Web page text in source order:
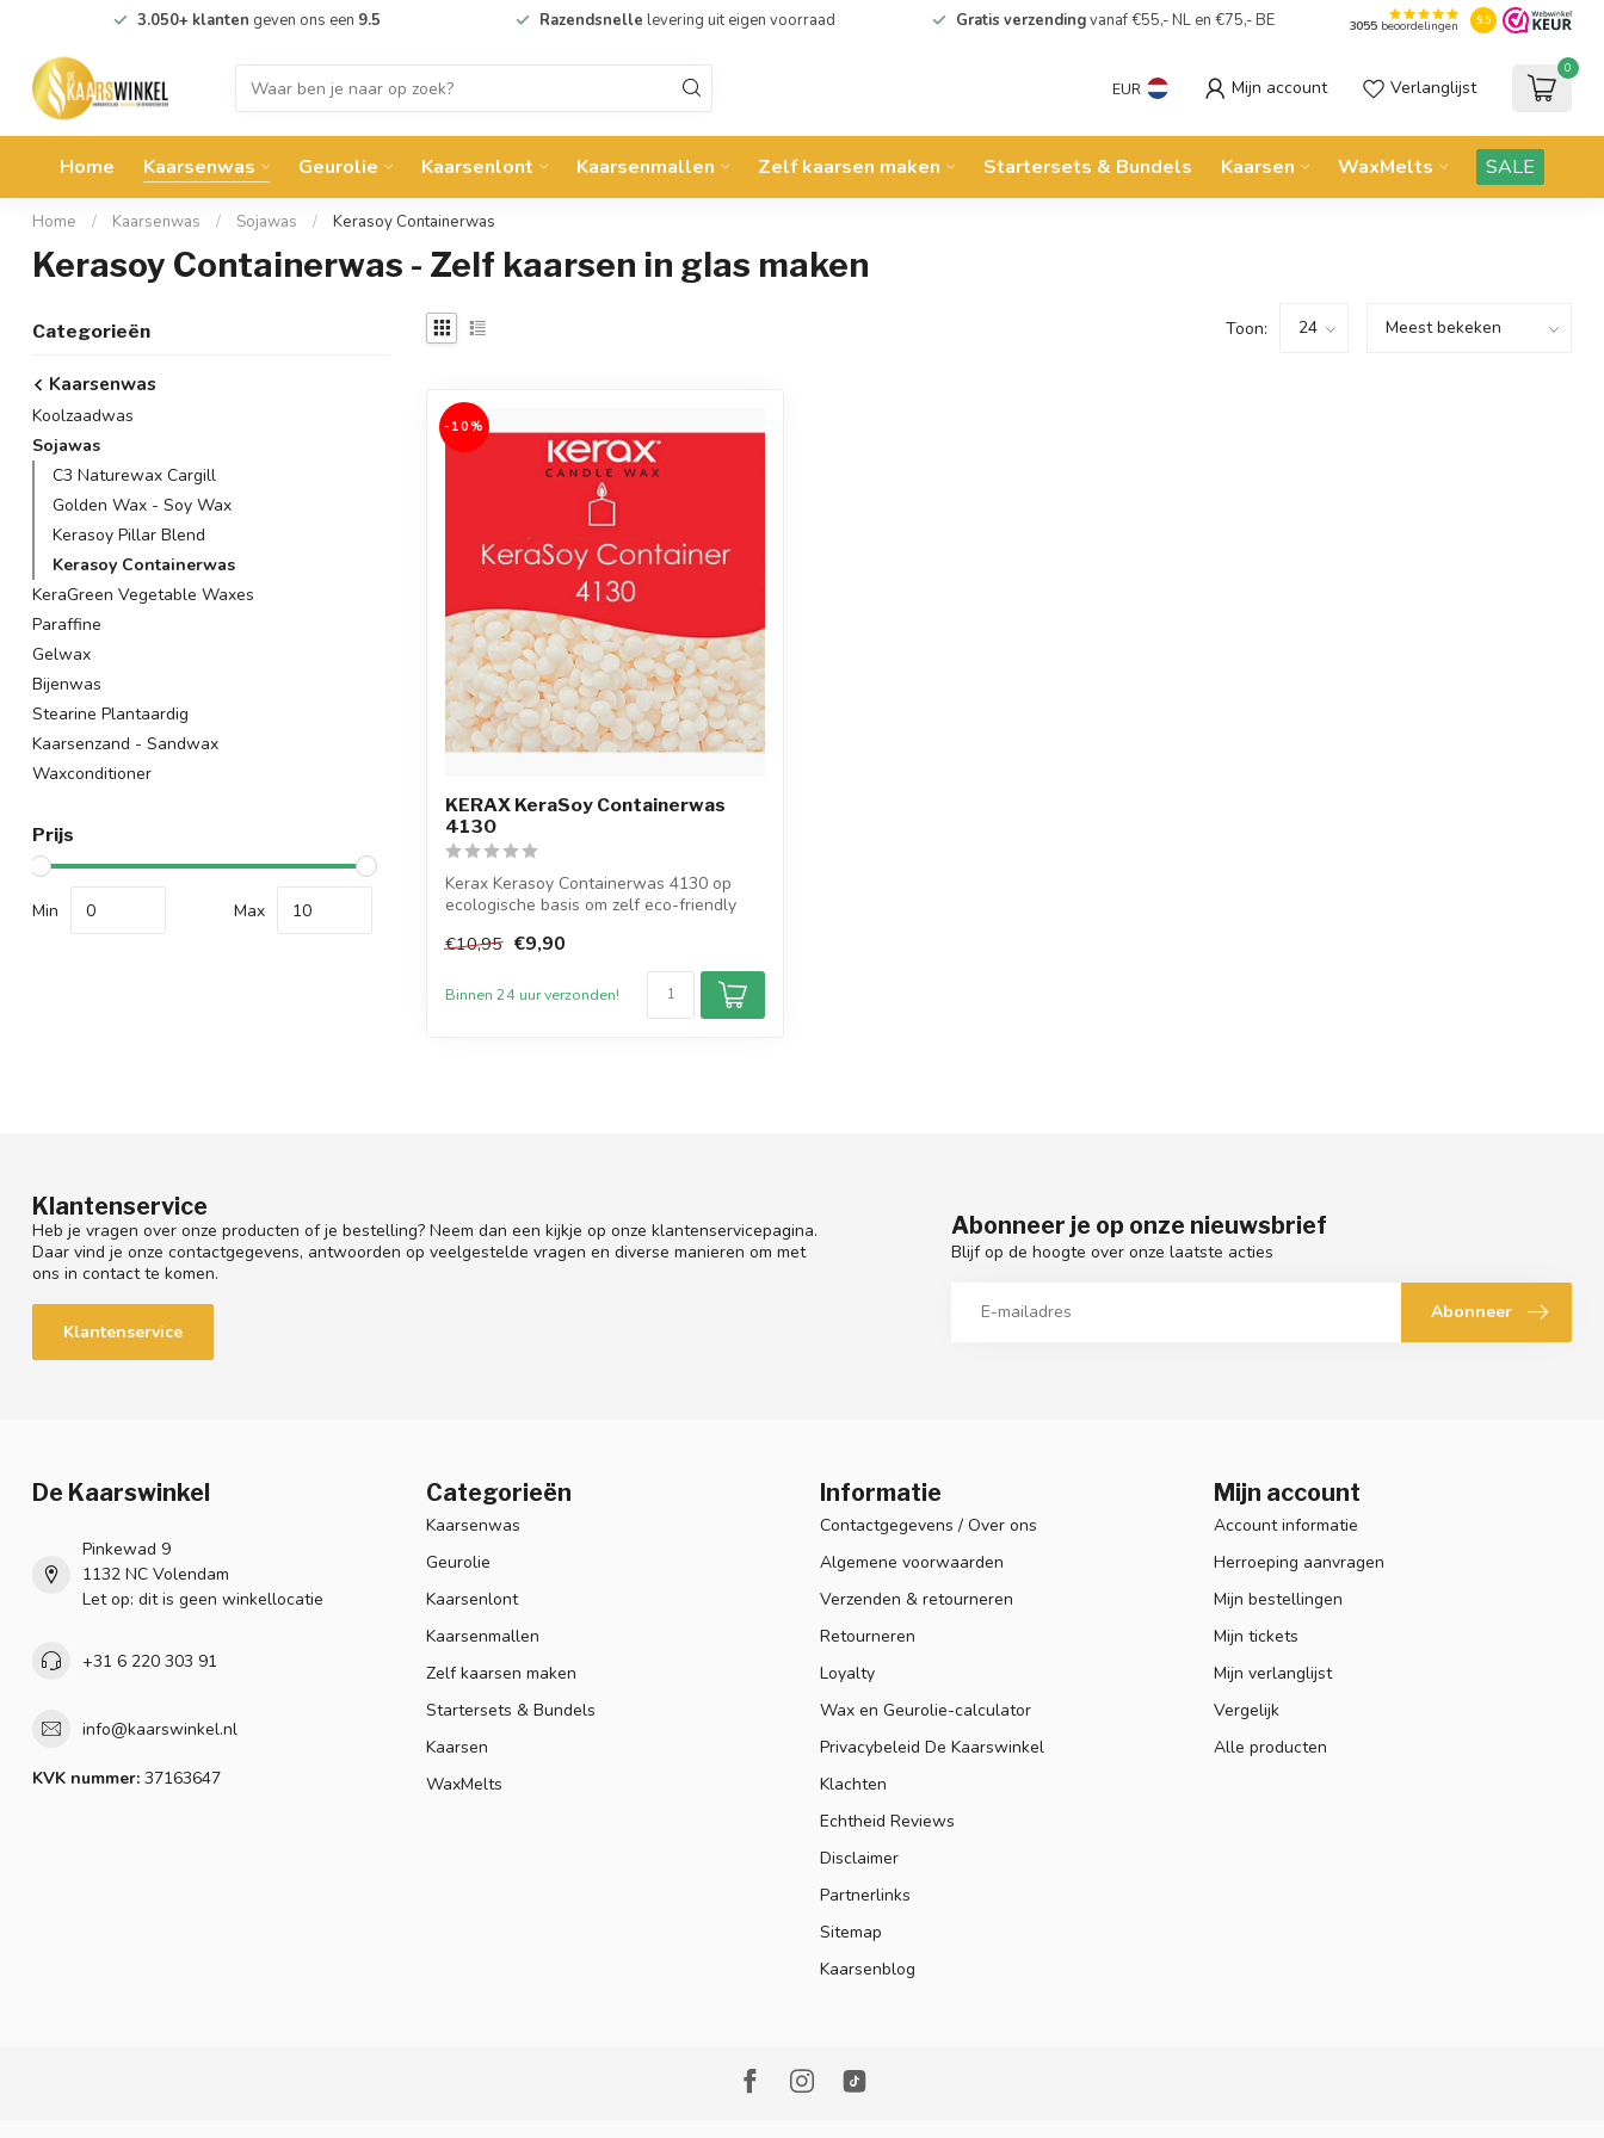
3.050+ klanten geven ons een 9.5 Razendsnelle levering uit eigen voorraad Gratis verzendingvanaf €55,- NL en €75,- BE 3055beoordelingen 9.5
EUR Mijn account Verlanglijst
0
Home Kaarsenwas Geurolie Kaarsenlont Kaarsenmallen Zelf kaarsen maken Startersets & Bundels Kaarsen WaxMelts SALE
Home / Kaarsenwas / Sojawas / Kerasoy Containerwas
Kerasoy Containerwas - Zelf kaarsen in glas maken
Categorieën
Kaarsenwas
Koolzaadwas
Sojawas
C3 Naturewax Cargill
Golden Wax - Soy Wax
Kerasoy Pillar Blend
Kerasoy Containerwas
KeraGreen Vegetable Waxes
Paraffine
Gelwax
Bijenwas
Stearine Plantaardig
Kaarsenzand - Sandwax
Waxconditioner
Prijs
Min Max
Toon:
-10%
KERAX KeraSoy Containerwas
4130
Kerax Kerasoy Containerwas 4130 op
ecologische basis om zelf eco-friendly
€10,95 €9,90
Binnen 24 uur verzonden!
Klantenservice
Heb je vragen over onze producten of je bestelling? Neem dan een kijkje op onze klantenservicepagina.
Daar vind je onze contactgegevens, antwoorden op veelgestelde vragen en diverse manieren om met
ons in contact te komen.
Klantenservice
Abonneer je op onze nieuwsbrief
Blijf op de hoogte over onze laatste acties
Abonneer
De Kaarswinkel
Pinkewad 9
1132 NC Volendam
Let op: dit is geen winkellocatie
+31 6 220 303 91
info@kaarswinkel.nl
KVK nummer: 37163647
Categorieën
Kaarsenwas
Geurolie
Kaarsenlont
Kaarsenmallen
Zelf kaarsen maken
Startersets & Bundels
Kaarsen
WaxMelts
Informatie
Contactgegevens / Over ons
Algemene voorwaarden
Verzenden & retourneren
Retourneren
Loyalty
Wax en Geurolie-calculator
Privacybeleid De Kaarswinkel
Klachten
Echtheid Reviews
Disclaimer
Partnerlinks
Sitemap
Kaarsenblog
Mijn account
Account informatie
Herroeping aanvragen
Mijn bestellingen
Mijn tickets
Mijn verlanglijst
Vergelijk
Alle producten